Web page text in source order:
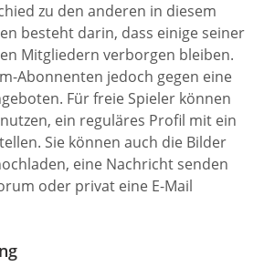
zu den anderen in diesem
besteht darin, dass einige seiner
Mitgliedern verborgen bleiben.
Abonnenten jedoch gegen eine
Für freie Spieler können
ein reguläres Profil mit ein
Sie können auch die Bilder
eine Nachricht senden
oder privat eine E-Mail